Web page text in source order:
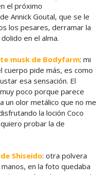
el próximo
Annick Goutal, que se le
los pesares, derramar la
en el alma.
musk de Bodyfarm: mi
cuerpo pide más, es como
esa sensación. El
poco porque parece
un olor metálico que no me
la loción Coco
probar la de
Shiseido: otra polvera
en la foto quedaba